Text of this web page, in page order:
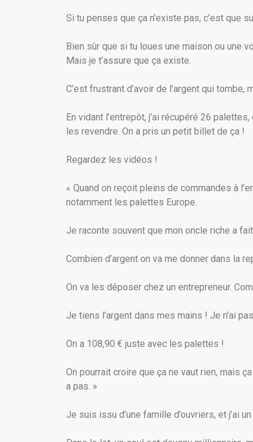
Si tu penses que ça n’existe pas, c’est que
Bien sûr que si tu loues une maison ou une
Mais je t’assure que ça existe.
C’est frustrant d’avoir de l’argent qui
En vidant l’entrepôt, j’ai récupéré 26
les revendre. On a pris un petit billet de ça !
Regardez les vidéos !
« Quand on reçoit pleins de commandes à
notamment les palettes Europe.
Je raconte souvent que mon oncle riche a
Combien d’argent on va me donner dans la
On va les déposer chez un entrepreneur.
Je tiens l’argent dans mes mains ! Je n’ai
On a 108,90 € juste avec les palettes !
On pourrait croire que ça ne vaut rien, mais
a pas. »
Je suis issu d’une famille d’ouvriers, et j’ai